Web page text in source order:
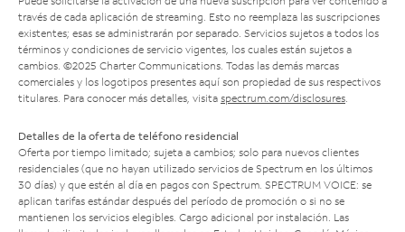
través de cada aplicación de streaming. Esto no reemplaza las suscripciones
existentes; esas se administrarán por separado. Servicios sujetos a todos los
términos y condiciones de servicio vigentes, los cuales están sujetos a
cambios. ©2025 Charter Communications. Todas las demás marcas
comerciales y los logotipos presentes aquí son propiedad de sus respectivos
titulares. Para conocer más detalles, visita spectrum.com/disclosures
Detalles de la oferta de teléfono residencial
Oferta por tiempo limitado; sujeta a cambios; solo para nuevos clientes
residenciales (que no hayan utilizado servicios de Spectrum en los últimos
30 días) y que estén al día en pagos con Spectrum. SPECTRUM VOICE: se
aplican tarifas estándar después del período de promoción o si no se
mantienen los servicios elegibles. Cargo adicional por instalación. Las